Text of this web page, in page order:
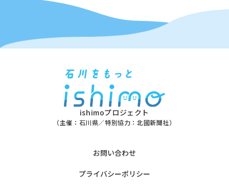
ishimoプロジェクト
（主催：石川県／特別協力：北國新聞社）
お問い合わせ
プライバシーポリシー